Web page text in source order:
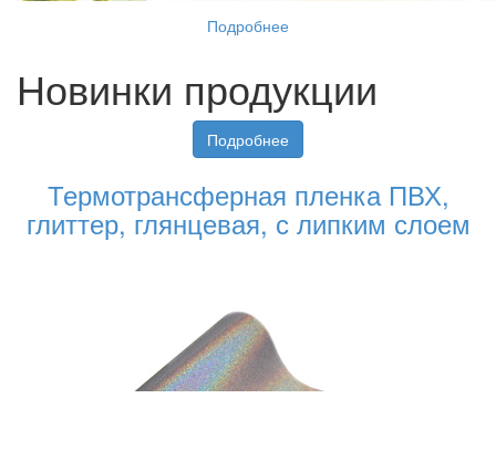
Подробнее
Новинки продукции
Подробнее
Термотрансферная пленка ПВХ,
глиттер, глянцевая, с липким слоем